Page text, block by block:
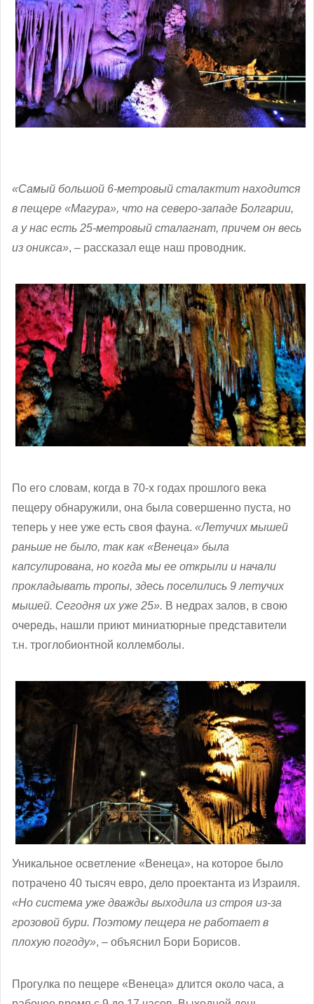
«Самый большой 6-метровый сталактит находится
в пещере «Магура», что на северо-западе Болгарии,
а у нас есть 25-метровый сталагнат, причем он весь
из оникса», – рассказал еще наш проводник.
По его словам, когда в 70-х годах прошлого века
пещеру обнаружили, она была совершенно пуста, но
теперь у нее уже есть своя фауна. «Летучих мышей
раньше не было, так как «Венеца» была
капсулирована, но когда мы ее открыли и начали
прокладывать тропы, здесь поселились 9 летучих
мышей. Сегодня их уже 25». В недрах залов, в свою
очередь, нашли приют миниатюрные представители
т.н. троглобионтной коллемболы.
Уникальное осветление «Венеца», на которое было
потрачено 40 тысяч евро, дело проектанта из Израиля.
«Но система уже дважды выходила из строя из-за
грозовой бури. Поэтому пещера не работает в
плохую погоду», – объяснил Бори Борисов.
Прогулка по пещере «Венеца» длится около часа, а